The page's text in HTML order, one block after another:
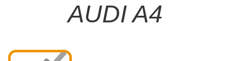
AUDI A4